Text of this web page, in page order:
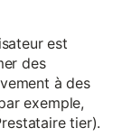
est
des
à des
exemple,
tier).